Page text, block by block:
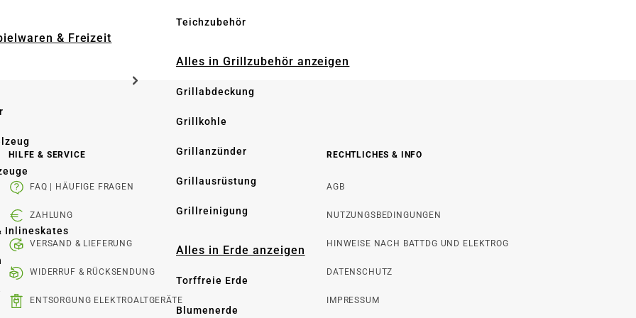
& Freizeit
Inlineskates
Teichzubehör
Alles in Grillzubehör anzeigen
Grillabdeckung
Grillkohle
Grillanzünder
Grillausrüstung
Grillreinigung
Alles in Erde anzeigen
Torffreie Erde
Blumenerde
HILFE & SERVICE
FAQ | HÄUFIGE FRAGEN
ZAHLUNG
VERSAND & LIEFERUNG
WIDERRUF & RÜCKSENDUNG
ENTSORGUNG ELEKTROALTGERÄTE
RECHTLICHES & INFO
AGB
NUTZUNGSBEDINGUNGEN
HINWEISE NACH BATTDG UND ELEKTROG
DATENSCHUTZ
IMPRESSUM